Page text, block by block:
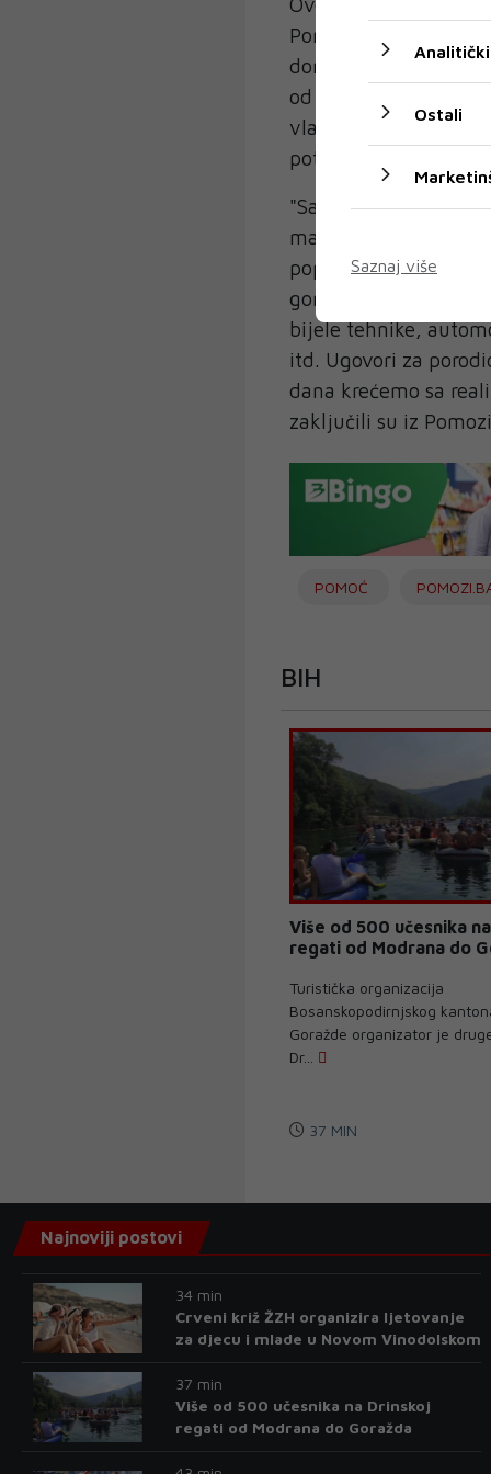
Pomozi.ba kao
donacije, treća
od strane
vlasnika
potpisao
"Sa ovim ugovorima
maraka direktnih
poplavama, ne
gorivu, agregatima,
bijele tehnike,
itd. Ugovori za
dana krećemo sa
zaključili su iz
POMOĆ
BIH
Više od 500 učesnika
regati od Modrana do
Turistička organizacija
Bosanskopodirnjskog
Goražde organizator je
Dr...
37 MIN
Analitički
Ostali
Saznaj više
Najnoviji postovi
34 min
Crveni križ ŽZH organizira ljetovanje
za djecu i mlade u Novom Vinodolskom
37 min
Više od 500 učesnika na Drinskoj
regati od Modrana do Goražda